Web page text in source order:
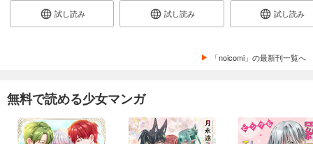
試し読み 試し読み 試し読み
「noicomi」の最新刊一覧へ
無料で読める少女マンガ